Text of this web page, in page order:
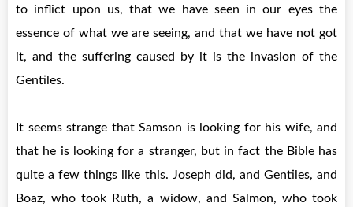
to inflict upon us, that we have seen in our eyes the
essence of what we are seeing, and that we have not got
it, and the suffering caused by it is the invasion of the
Gentiles.
It seems strange that Samson is looking for his wife, and
that he is looking for a stranger, but in fact the Bible has
quite a few things like this. Joseph did, and Gentiles, and
Boaz, who took Ruth, a widow, and Salmon, who took